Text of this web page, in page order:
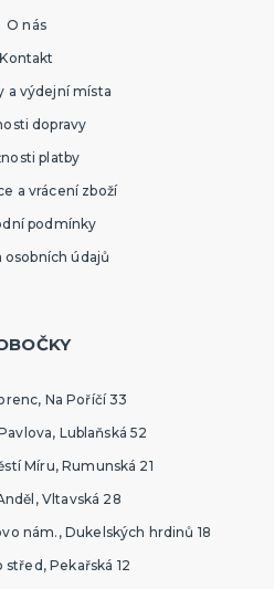
O nás
Kontakt
a výdejní místa
dopravy
platby
a vrácení zboží
podmínky
osobních údajů
Na Poříčí 33
Lublaňská 52
Míru, Rumunská 21
Vltavská 28
nám., Dukelských hrdinů 18
Pekařská 12